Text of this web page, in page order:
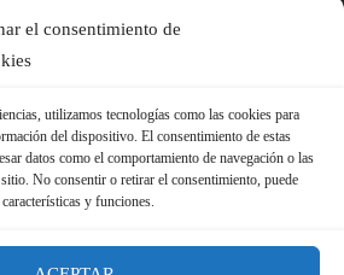
el consentimiento de
utilizamos tecnologías como las cookies para
del dispositivo. El consentimiento de estas
datos como el comportamiento de navegación o las
No consentir o retirar el consentimiento, puede
y funciones.